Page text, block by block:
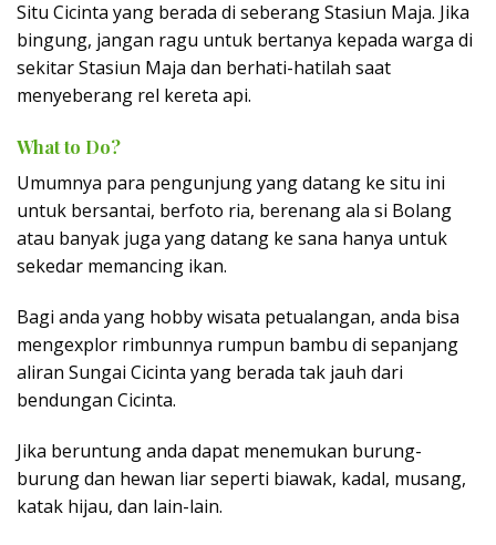
Situ Cicinta yang berada di seberang Stasiun Maja. Jika
bingung, jangan ragu untuk bertanya kepada warga di
sekitar Stasiun Maja dan berhati-hatilah saat
menyeberang rel kereta api.
What to Do?
Umumnya para pengunjung yang datang ke situ ini
untuk bersantai, berfoto ria, berenang ala si Bolang
atau banyak juga yang datang ke sana hanya untuk
sekedar memancing ikan.
Bagi anda yang hobby wisata petualangan, anda bisa
mengexplor rimbunnya rumpun bambu di sepanjang
aliran Sungai Cicinta yang berada tak jauh dari
bendungan Cicinta.
Jika beruntung anda dapat menemukan burung-
burung dan hewan liar seperti biawak, kadal, musang,
katak hijau, dan lain-lain.